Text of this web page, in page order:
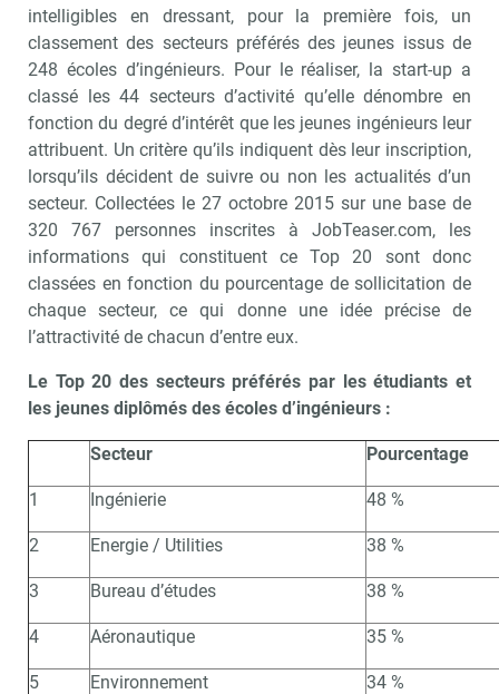
intelligibles en dressant, pour la première fois, un
classement des secteurs préférés des jeunes issus de
248 écoles d’ingénieurs. Pour le réaliser, la start-up a
classé les 44 secteurs d’activité qu’elle dénombre en
fonction du degré d’intérêt que les jeunes ingénieurs leur
attribuent. Un critère qu’ils indiquent dès leur inscription,
lorsqu’ils décident de suivre ou non les actualités d’un
secteur. Collectées le 27 octobre 2015 sur une base de
320 767 personnes inscrites à JobTeaser.com, les
informations qui constituent ce Top 20 sont donc
classées en fonction du pourcentage de sollicitation de
chaque secteur, ce qui donne une idée précise de
l’attractivité de chacun d’entre eux.
Le Top 20 des secteurs préférés par les étudiants et
les jeunes diplômés des écoles d’ingénieurs :
Secteur Pourcentage
1 Ingénierie 48 %
2 Energie / Utilities 38 %
3 Bureau d’études 38 %
4 Aéronautique 35 %
5 Environnement 34 %